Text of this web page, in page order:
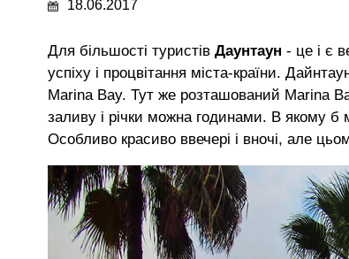
18.06.2017
Для більшості туристів Даунтаун - це і є
успіху і процвітання міста-країни.
Marina Bay. Тут же розташований Marina
заливу і річки можна годинами. В якому б
Особливо красиво ввечері і вночі, але